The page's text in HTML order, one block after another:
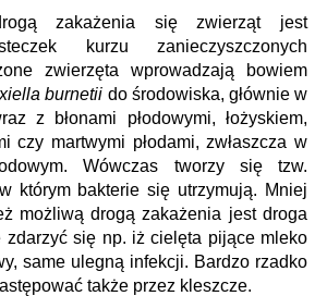
zakażenia się zwierząt jest
kurzu zanieczyszczonych
zwierzęta wprowadzają bowiem
burnetii do środowiska, głównie w
z błonami płodowymi, łożyskiem,
czy martwymi płodami, zwłaszcza w
Wówczas tworzy się tzw.
którym bakterie się utrzymują. Mniej
możliwą drogą zakażenia jest droga
zdarzyć się np. iż cielęta pijące mleko
same ulegną infekcji. Bardzo rzadko
także przez kleszcze.